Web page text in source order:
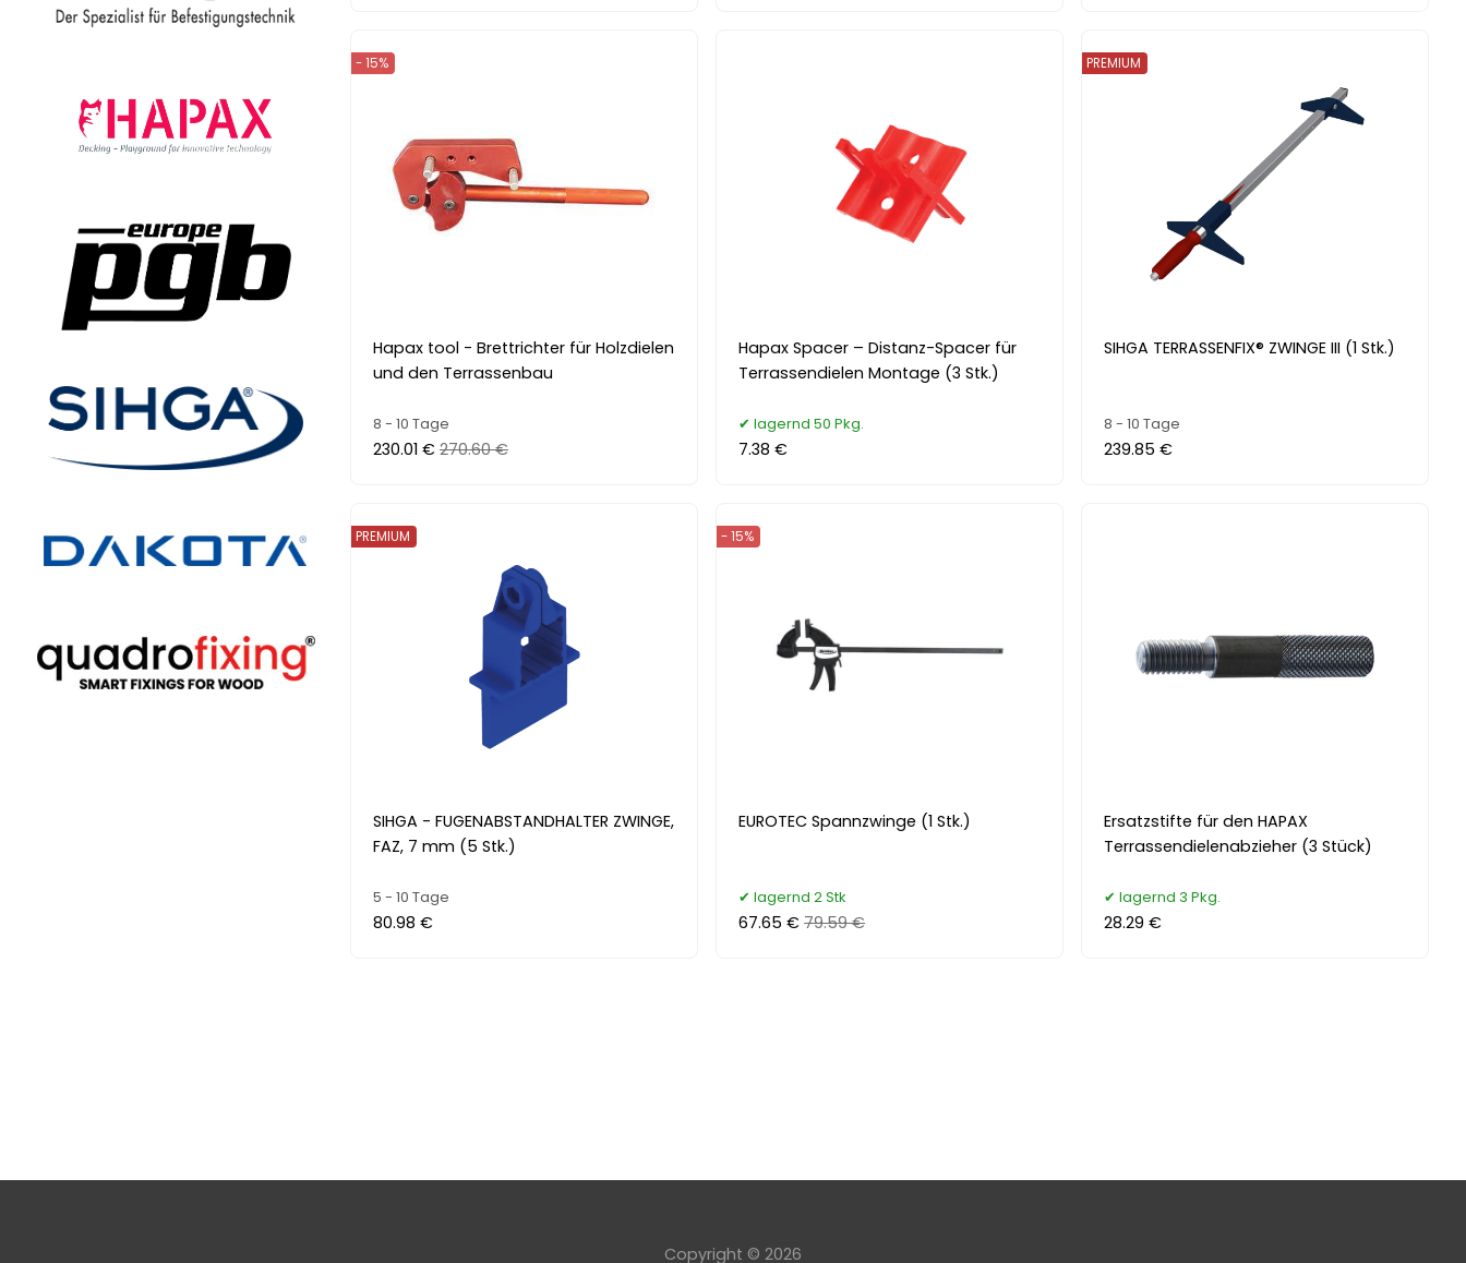
Hapax tool - Brettrichter für Holzdielen
und den Terrassenbau
- 15%
8 - 10 Tage
230.01 € 270.60 €
Hapax Spacer – Distanz-Spacer für
Terrassendielen Montage (3 Stk.)
lagernd 50 Pkg.
7.38 €
SIHGA TERRASSENFIX® ZWINGE III (1 Stk.)
PREMIUM
8 - 10 Tage
239.85 €
SIHGA - FUGENABSTANDHALTER ZWINGE,
FAZ, 7 mm (5 Stk.)
PREMIUM
5 - 10 Tage
80.98 €
EUROTEC Spannzwinge (1 Stk.)
- 15%
lagernd 2 Stk
67.65 € 79.59 €
Ersatzstifte für den HAPAX
Terrassendielenabzieher (3 Stück)
lagernd 3 Pkg.
28.29 €
Copyright © 2026